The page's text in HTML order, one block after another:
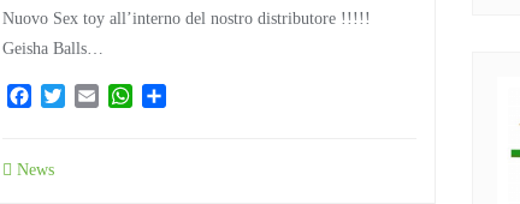
Nuovo Sex toy all’interno del nostro distributore !!!!!
Geisha Balls…
FacebookTwitterEmail WhatsApp
News